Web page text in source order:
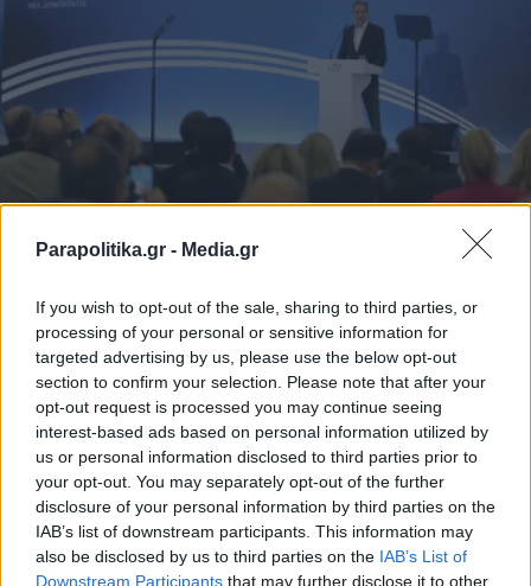
Parapolitika.gr - Media.gr
If you wish to opt-out of the sale, sharing to third parties, or
processing of your personal or sensitive information for
targeted advertising by us, please use the below opt-out
section to confirm your selection. Please note that after your
opt-out request is processed you may continue seeing
interest-based ads based on personal information utilized by
us or personal information disclosed to third parties prior to
your opt-out. You may separately opt-out of the further
disclosure of your personal information by third parties on the
IAB’s list of downstream participants. This information may
also be disclosed by us to third parties on the IAB’s List of
Downstream Participants that may further disclose it to other
ΠΟΛΙΤΙΚΗ 13.05.2026 21:00
Συνέδριο ΝΔ με άρωμα εκλογών:
Συσπείρωση, ενότητα και κυβερνητικός
σχεδιασμός για το 2030 - Τι θα πουν στις
ομιλίες τους τα κορυφαία στελέχη
Εγγραφή στο newsletter